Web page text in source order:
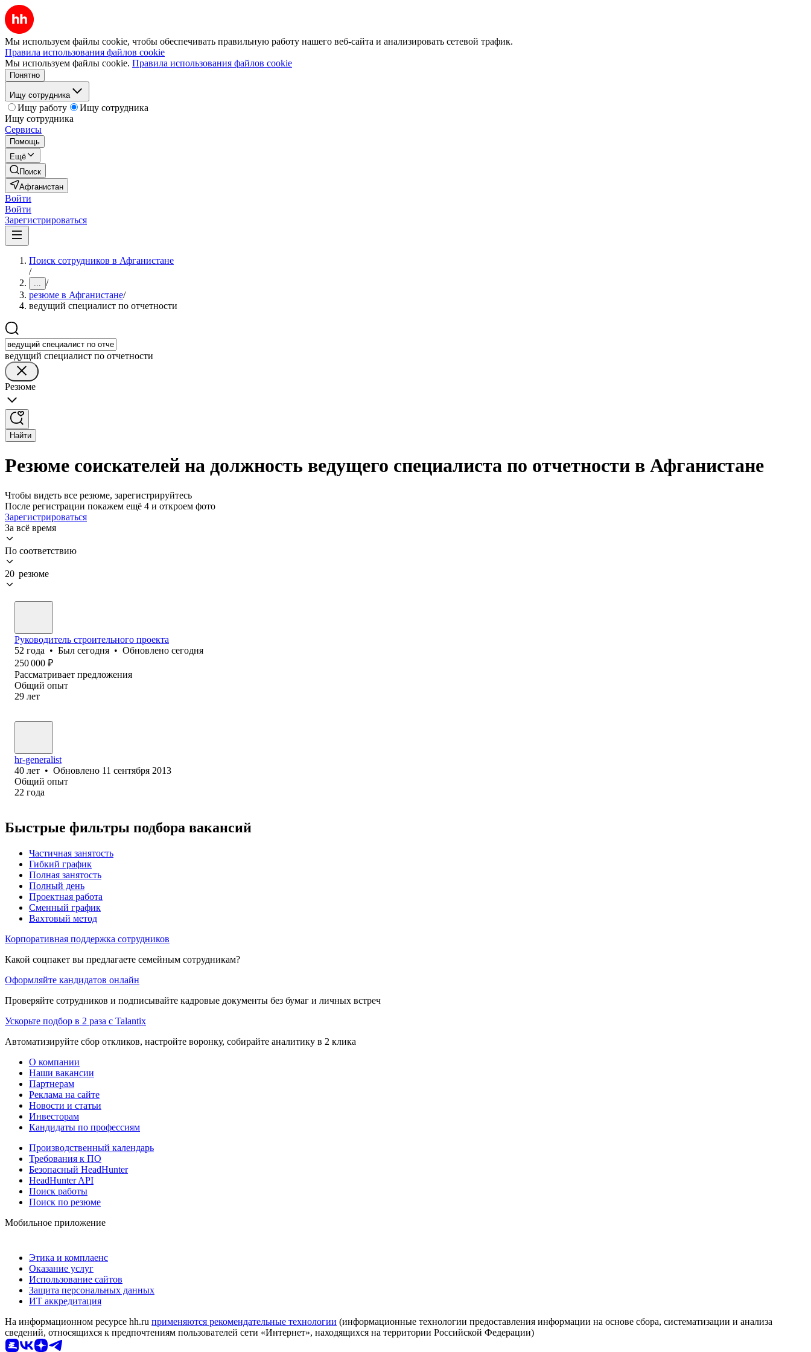
Мы используем файлы cookie, чтобы обеспечивать правильную работу нашего веб-сайта и анализировать сетевой трафик.
Правила использования файлов cookie
Мы используем файлы cookie. Правила использования файлов cookie
Понятно
Ищу сотрудника
Ищу работу
Ищу сотрудника
Ищу сотрудника
Сервисы
Помощь
Ещё
Поиск
Афганистан
Войти
Войти
Зарегистрироваться
Поиск сотрудников в Афганистане
/
... /
резюме в Афганистане/
ведущий специалист по отчетности
ведущий специалист по отчетности
Резюме
Найти
Резюме соискателей на должность ведущего специалиста по отчетности в Афганистане
Чтобы видеть все резюме, зарегистрируйтесь
После регистрации покажем ещё 4 и откроем фото
Зарегистрироваться
За всё время
По соответствию
20 резюме
Руководитель строительного проекта
52 года • Был сегодня • Обновлено сегодня
250 000 ₽
Рассматривает предложения
Общий опыт
29 лет
hr-generalist
40 лет • Обновлено 11 сентября 2013
Общий опыт
22 года
Быстрые фильтры подбора вакансий
Частичная занятость
Гибкий график
Полная занятость
Полный день
Проектная работа
Сменный график
Вахтовый метод
Корпоративная поддержка сотрудников
Какой соцпакет вы предлагаете семейным сотрудникам?
Оформляйте кандидатов онлайн
Проверяйте сотрудников и подписывайте кадровые документы без бумаг и личных встреч
Ускорьте подбор в 2 раза с Talantix
Автоматизируйте сбор откликов, настройте воронку, собирайте аналитику в 2 клика
О компании
Наши вакансии
Партнерам
Реклама на сайте
Новости и статьи
Инвесторам
Кандидаты по профессиям
Производственный календарь
Требования к ПО
Безопасный HeadHunter
HeadHunter API
Поиск работы
Поиск по резюме
Мобильное приложение
Этика и комплаенс
Оказание услуг
Использование сайтов
Защита персональных данных
ИТ аккредитация
На информационном ресурсе hh.ru применяются рекомендательные технологии (информационные технологии предоставления информации на основе сбора, систематизации и анализа
сведений, относящихся к предпочтениям пользователей сети «Интернет», находящихся на территории Российской Федерации)